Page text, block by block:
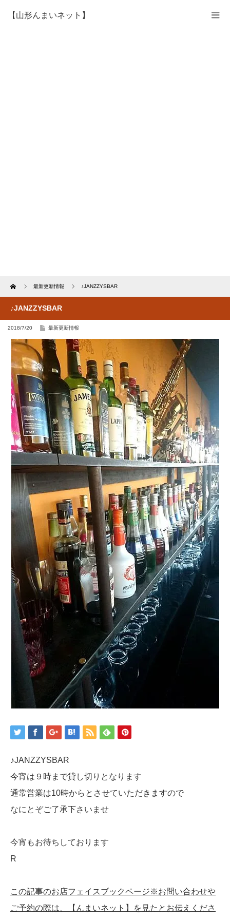
【山形んまいネット】
Home 最新更新情報 ♪JANZZYSBAR
♪JANZZYSBAR
2018/7/20 最新更新情報
♪JANZZYSBAR
今宵は９時まで貸し切りとなります
通常営業は10時からとさせていただきますので
なにとぞご了承下さいませ
今宵もお待ちしております
R
この記事のお店フェイスブックページ※お問い合わせや
ご予約の際は、【んまいネット】を見たとお伝えくださ